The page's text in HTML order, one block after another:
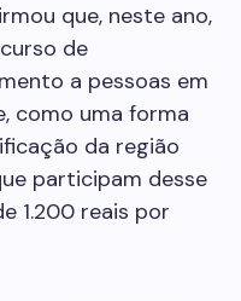
que, neste ano,
de
a pessoas em
como uma forma
da região
participam desse
1.200 reais por